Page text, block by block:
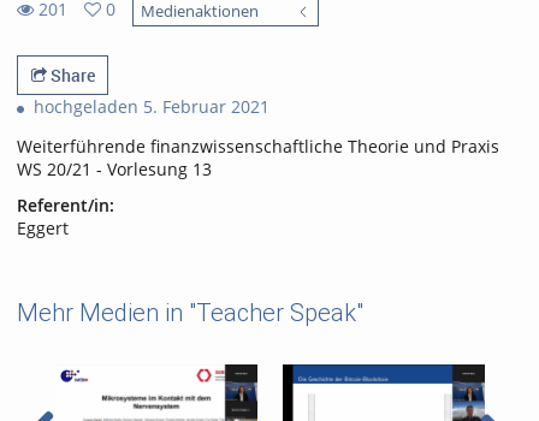
201
views
0
favorites
Medienaktionen
Share
hochgeladen 5. Februar 2021
Weiterführende finanzwissenschaftliche Theorie und Praxis
WS 20/21 - Vorlesung 13
Referent/in:
Eggert
Mehr Medien in "Teacher Speak"